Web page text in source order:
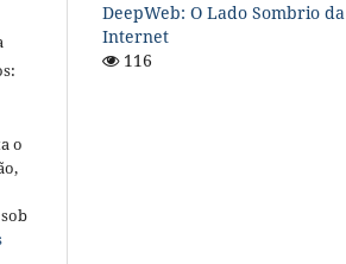
o
DeepWeb: O Lado Sombrio da
Internet
116